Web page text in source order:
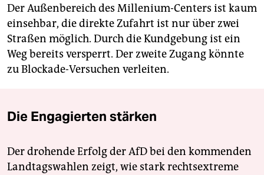
Der Außenbereich des Millenium-Centers ist kaum
einsehbar, die direkte Zufahrt ist nur über zwei
Straßen möglich. Durch die Kundgebung ist ein
Weg bereits versperrt. Der zweite Zugang könnte
zu Blockade-Versuchen verleiten.
Die Engagierten stärken
Der drohende Erfolg der AfD bei den kommenden
Landtagswahlen zeigt, wie stark rechtsextreme